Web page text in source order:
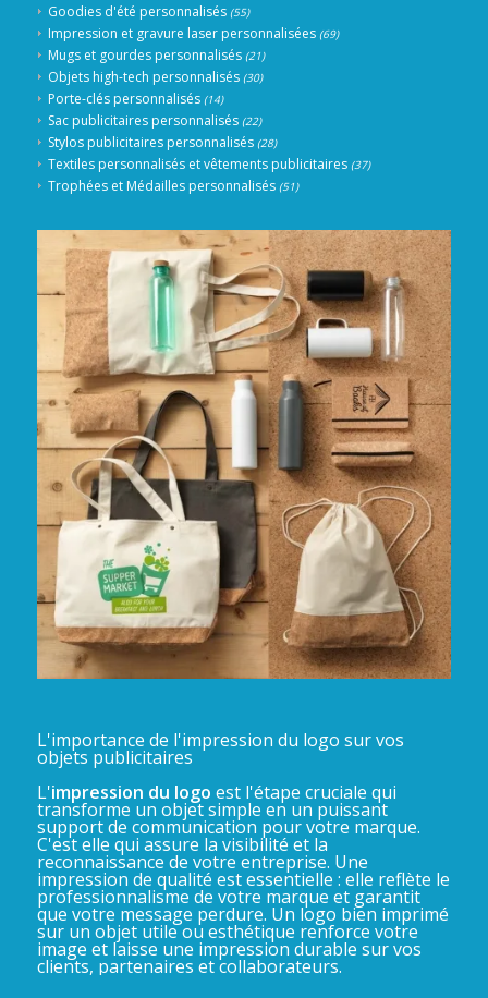
Goodies d'été personnalisés (55)
Impression et gravure laser personnalisées (69)
Mugs et gourdes personnalisés (21)
Objets high-tech personnalisés (30)
Porte-clés personnalisés (14)
Sac publicitaires personnalisés (22)
Stylos publicitaires personnalisés (28)
Textiles personnalisés et vêtements publicitaires (37)
Trophées et Médailles personnalisés (51)
L'importance de l'impression du logo sur vos
objets publicitaires
L'impression du logo est l'étape cruciale qui
transforme un objet simple en un puissant
support de communication pour votre marque.
C'est elle qui assure la visibilité et la
reconnaissance de votre entreprise. Une
impression de qualité est essentielle : elle reflète le
professionnalisme de votre marque et garantit
que votre message perdure. Un logo bien imprimé
sur un objet utile ou esthétique renforce votre
image et laisse une impression durable sur vos
clients, partenaires et collaborateurs.